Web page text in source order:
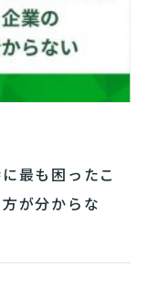
最も困ったこ
が分からな